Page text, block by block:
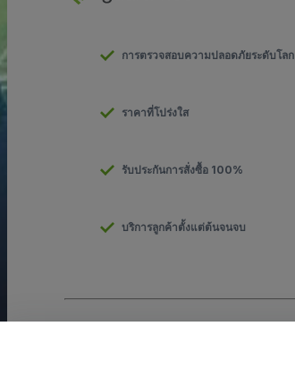
การตรวจสอบความปลอดภัยระดับโลก
ราคาที่โปร่งใส
รับประกันการสั่งซื้อ 100%
บริการลูกค้าตั้งแต่ต้นจนจบ